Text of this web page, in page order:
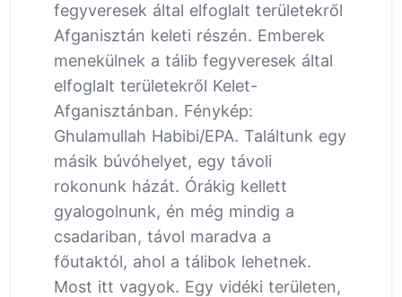
fegyveresek által elfoglalt területekről
Afganisztán keleti részén. Emberek
menekülnek a tálib fegyveresek által
elfoglalt területekről Kelet-
Afganisztánban. Fénykép:
Ghulamullah Habibi/EPA. Találtunk egy
másik búvóhelyet, egy távoli
rokonunk házát. Órákig kellett
gyalogolnunk, én még mindig a
csadariban, távol maradva a
főutaktól, ahol a tálibok lehetnek.
Most itt vagyok. Egy vidéki területen,